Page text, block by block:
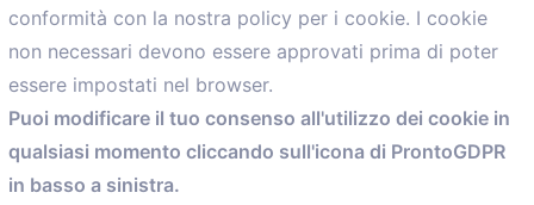
Menù
Home
Servizi
Convenzioni
Voce delle Nostre aziende
conformità con la nostra policy per i cookie. I cookie
non necessari devono essere approvati prima di poter
essere impostati nel browser.
Puoi modificare il tuo consenso all'utilizzo dei cookie in
qualsiasi momento cliccando sull'icona di ProntoGDPR
in basso a sinistra.